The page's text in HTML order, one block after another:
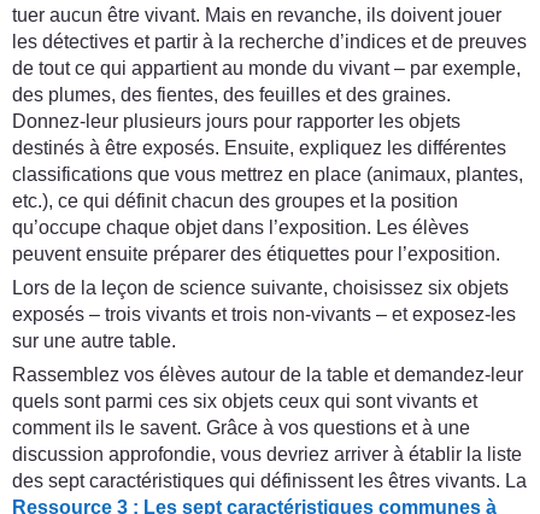
tuer aucun être vivant. Mais en revanche, ils doivent jouer
les détectives et partir à la recherche d’indices et de preuves
de tout ce qui appartient au monde du vivant – par exemple,
des plumes, des fientes, des feuilles et des graines.
Donnez-leur plusieurs jours pour rapporter les objets
destinés à être exposés. Ensuite, expliquez les différentes
classifications que vous mettrez en place (animaux, plantes,
etc.), ce qui définit chacun des groupes et la position
qu’occupe chaque objet dans l’exposition. Les élèves
peuvent ensuite préparer des étiquettes pour l’exposition.
Lors de la leçon de science suivante, choisissez six objets
exposés – trois vivants et trois non-vivants – et exposez-les
sur une autre table.
Rassemblez vos élèves autour de la table et demandez-leur
quels sont parmi ces six objets ceux qui sont vivants et
comment ils le savent. Grâce à vos questions et à une
discussion approfondie, vous devriez arriver à établir la liste
des sept caractéristiques qui définissent les êtres vivants. La
Ressource 3 : Les sept caractéristiques communes à